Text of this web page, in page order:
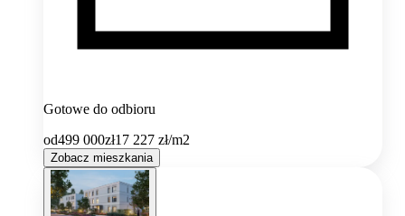
Gotowe do odbioru
od499 000zł17 227 zł/m2
Zobacz mieszkania